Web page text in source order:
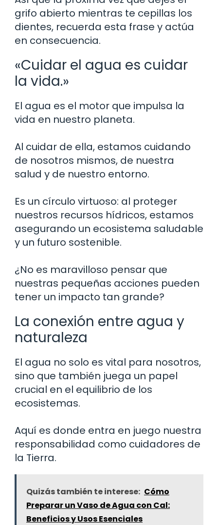
grifo abierto mientras te cepillas los
dientes, recuerda esta frase y actúa
en consecuencia.
«Cuidar el agua es cuidar
la vida.»
El agua es el motor que impulsa la
vida en nuestro planeta.
Al cuidar de ella, estamos cuidando
de nosotros mismos, de nuestra
salud y de nuestro entorno.
Es un círculo virtuoso: al proteger
nuestros recursos hídricos, estamos
asegurando un ecosistema saludable
y un futuro sostenible.
¿No es maravilloso pensar que
nuestras pequeñas acciones pueden
tener un impacto tan grande?
La conexión entre agua y
naturaleza
El agua no solo es vital para nosotros,
sino que también juega un papel
crucial en el equilibrio de los
ecosistemas.
Aquí es donde entra en juego nuestra
responsabilidad como cuidadores de
la Tierra.
Quizás también te interese: Cómo
Preparar un Vaso de Agua con Cal:
Beneficios y Usos Esenciales